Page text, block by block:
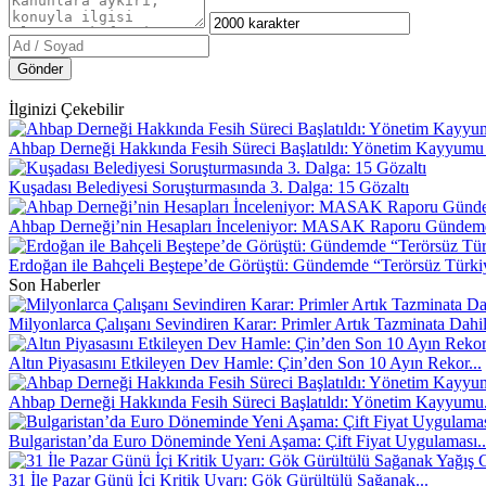
Gönder
İlginizi Çekebilir
Ahbap Derneği Hakkında Fesih Süreci Başlatıldı: Yönetim Kayyumu
Kuşadası Belediyesi Soruşturmasında 3. Dalga: 15 Gözaltı
Ahbap Derneği’nin Hesapları İnceleniyor: MASAK Raporu
Erdoğan ile Bahçeli Beştepe’de Görüştü: Gündemde “Terörsüz
Son Haberler
Milyonlarca Çalışanı Sevindiren Karar: Primler Artık Tazminata Dahil
Altın Piyasasını Etkileyen Dev Hamle: Çin’den Son 10 Ayın Rekor...
Ahbap Derneği Hakkında Fesih Süreci Başlatıldı: Yönetim
Bulgaristan’da Euro Döneminde Yeni Aşama: Çift Fiyat
31 İle Pazar Günü İçi Kritik Uyarı: Gök Gürültülü Sağanak...